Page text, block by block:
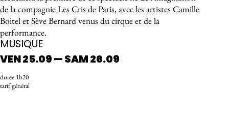
de la compagnie Les Cris de Paris, avec les artistes Camille
Boitel et Sève Bernard venus du cirque et de la
performance.
MUSIQUE
VEN 25.09 — SAM 26.09
durée 1h20
tarif général